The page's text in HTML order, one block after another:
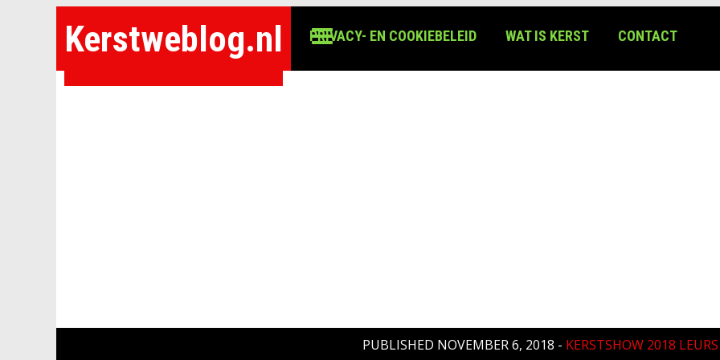
Kerstweblog.nl PRIVACY- EN COOKIEBELEID WAT IS KERST CONTACT
PUBLISHED NOVEMBER 6, 2018 - KERSTSHOW 2018 LEURS